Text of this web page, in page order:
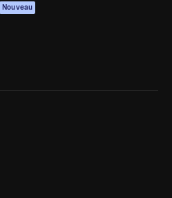
Nouveau